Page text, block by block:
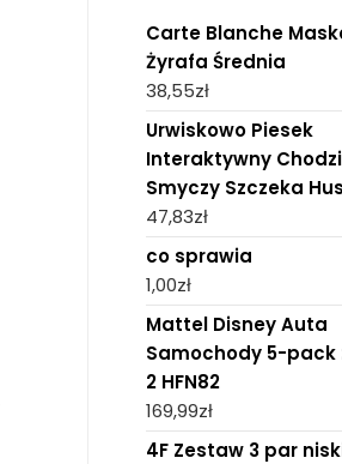
Carte Blanche
Żyrafa Średnia
38,55zł
Urwiskowo Piesek
Interaktywny
Smyczy Szczeka
47,83zł
co sprawia
1,00zł
Mattel Disney Auta
Samochody 5-pack
2 HFN82
169,99zł
4F Zestaw 3 par